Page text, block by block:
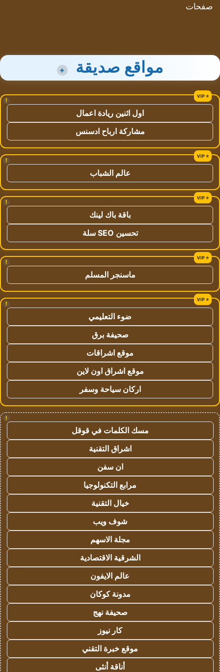
صفحات
مواقع صديقة +
!
اول اثنين ريادة اعمال
مشاركة ارباح ادسنس
!
عالم الشباب
!
باقة باك لينك
تحسين SEO سلة
!
ماسنجر المسلم
!
ضوء التعليمي
صحيفة برق
موقع اشراقات
موقع اشراق اون لاين
اركان سياحة وسفر
!
مسك الكلمات في قوقل
اشراق التقنية
ان سفن
مرابع التكنولوجيا
خيال التقنية
شوف ويب
مجلة الاسهم
الشرقية الاقتصادية
عالم الايفون
مدونة كوكان
صحيفة نهج
كار نيوز
موقع خبرة التقني
أناقة أنثى